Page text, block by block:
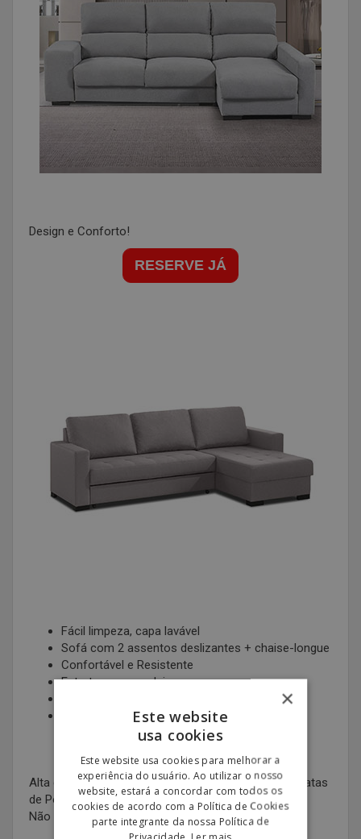
Design e Conforto!
RESERVE JÁ
Fácil limpeza, capa lavável
Sofá com 2 assentos deslizantes + chaise-longue
Confortável e Resistente
Estrutura em madeira
Medidas: L 200cm; A 100cm; P 80cm
Alta qualidade ao melhor preço, as ofertas mais baratas
de Portugal!
Não perca esta oportunidade.
×
Este website
usa cookies
Este website usa cookies para melhorar a
experiência do usuário. Ao utilizar o nosso
website, estará a concordar com todos os
cookies de acordo com a Política de Cookies
parte integrante da nossa Política de
Privacidade. Ler mais